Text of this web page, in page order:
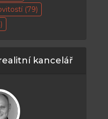
(79)
kancelář